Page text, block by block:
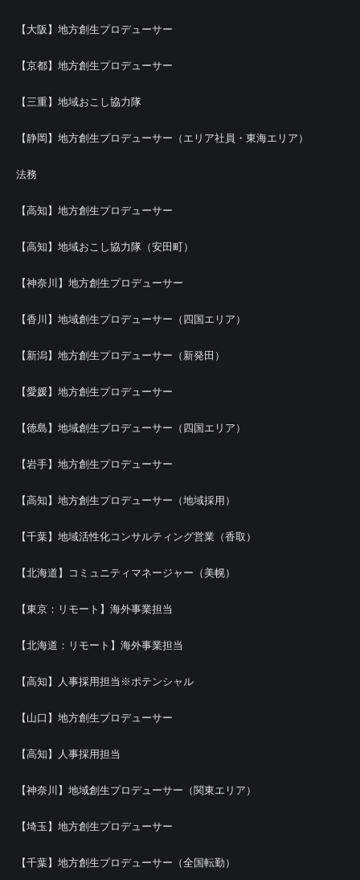
【大阪】地方創生プロデューサー
【京都】地方創生プロデューサー
【三重】地域おこし協力隊
【静岡】地方創生プロデューサー（エリア社員・東海エリア）
法務
【高知】地方創生プロデューサー
【高知】地域おこし協力隊（安田町）
【神奈川】地方創生プロデューサー
【香川】地域創生プロデューサー（四国エリア）
【新潟】地方創生プロデューサー（新発田）
【愛媛】地方創生プロデューサー
【徳島】地域創生プロデューサー（四国エリア）
【岩手】地方創生プロデューサー
【高知】地方創生プロデューサー（地域採用）
【千葉】地域活性化コンサルティング営業（香取）
【北海道】コミュニティマネージャー（美幌）
【東京：リモート】海外事業担当
【北海道：リモート】海外事業担当
【高知】人事採用担当※ポテンシャル
【山口】地方創生プロデューサー
【高知】人事採用担当
【神奈川】地域創生プロデューサー（関東エリア）
【埼玉】地方創生プロデューサー
【千葉】地方創生プロデューサー（全国転勤）